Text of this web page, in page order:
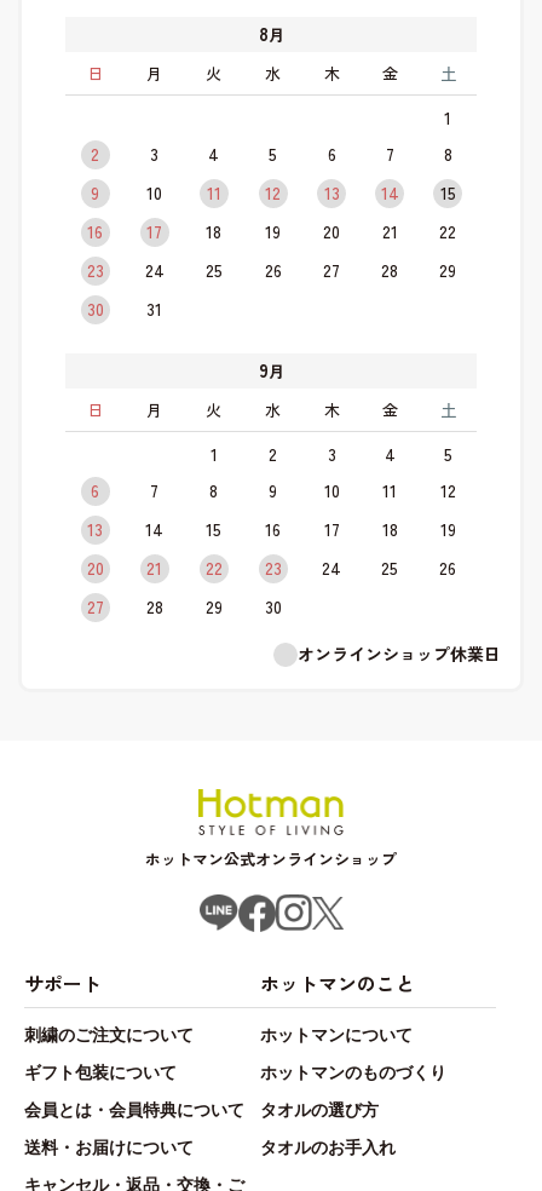
8月
日
月 火 水 木 金 土
1
2
3 4 5 6 7
8
9
10 11 12 13 14
15
16
17 18 19 20 21
22
23
24 25 26 27 28
29
30
31
9月
日
月 火 水 木 金 土
1 2 3 4
5
6
7 8 9 10 11
12
13
14 15 16 17 18
19
20
21 22 23 24 25
26
27
28 29
30
オンラインショップ休業日
ホットマン公式オンラインショップ
サポート
刺繍のご注文について
ギフト包装について
会員とは・会員特典について
送料・お届けについて
キャンセル・返品・交換・ご
ホットマンのこと
ホットマンについて
ホットマンのものづくり
タオルの選び方
タオルのお手入れ